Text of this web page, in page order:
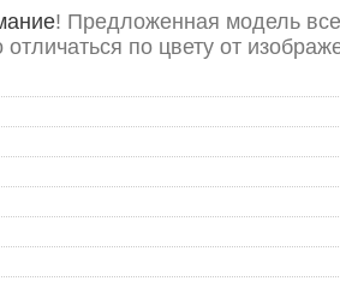
! Предложенная модель
отличаться по цвету от